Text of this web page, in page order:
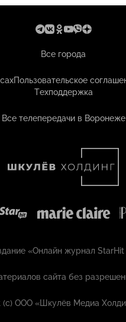
Все города
Пользовательское
Техподдержка
Все телепередачи в Воронеже
«Онлайн журнал StarHit
сайта без
(с) ООО «Шкулёв Медиа